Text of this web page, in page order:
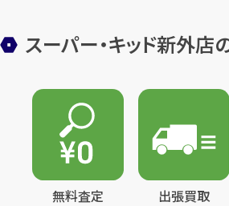
スーパー・キッド新外店
無料査定 出張買取